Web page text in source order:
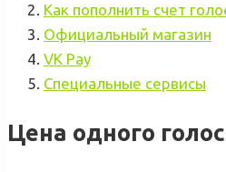
Как пополнить счет
Официальный магазин
VK Pay
Специальные сервисы
Цена одного